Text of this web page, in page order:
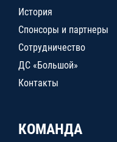
История
Спонсоры и партнеры
Сотрудничество
ДС «Большой»
Контакты
КОМАНДА